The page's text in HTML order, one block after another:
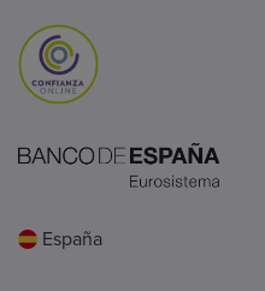
España